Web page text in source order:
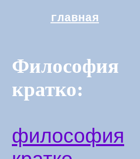
главная
Философия
кратко:
философия